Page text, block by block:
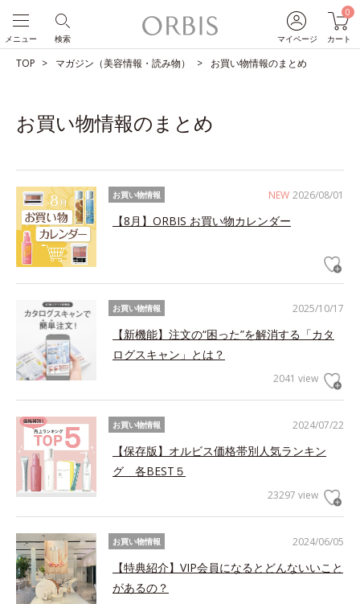
マイページ
0
カート
検索
メニュー
TOP マガジン（美容情報・読み物） お買い物情報のまとめ
お買い物情報のまとめ
NEW 2026/08/01
お買い物情報
【8月】ORBIS お買い物カレンダー
2025/10/17
お買い物情報
【新機能】注文の“困った”を解消する「カタ
ログスキャン」とは？
2041 view
2024/07/22
お買い物情報
【保存版】オルビス価格帯別人気ランキン
グ 各BEST５
23297 view
2024/06/05
お買い物情報
【特典紹介】VIP会員になるとどんないいこと
があるの？